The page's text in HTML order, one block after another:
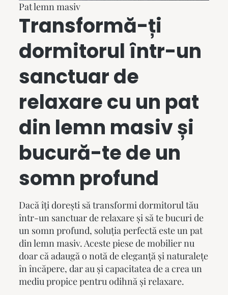
Pat lemn masiv
Transformă-ți
dormitorul într-un
sanctuar de
relaxare cu un pat
din lemn masivși
bucură-te de un
somn profund
Dacă îți dorești să transformi dormitorul tău
într-un sanctuar de relaxare și să te bucuri de
un somn profund, soluția perfectă este unpat
din lemn masiv. Aceste piese de mobilier nu
doar că adaugă o notă de eleganță și naturalețe
în încăpere, dar au și capacitatea de a crea un
mediu propice pentru odihnă și relaxare.